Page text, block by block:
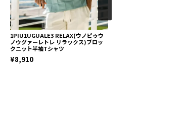
1PIU1UGUALE3 RELAX(ウノピゥウ
ノウグァーレトレ リラックス)ブロッ
クニット半袖Tシャツ
¥8,910